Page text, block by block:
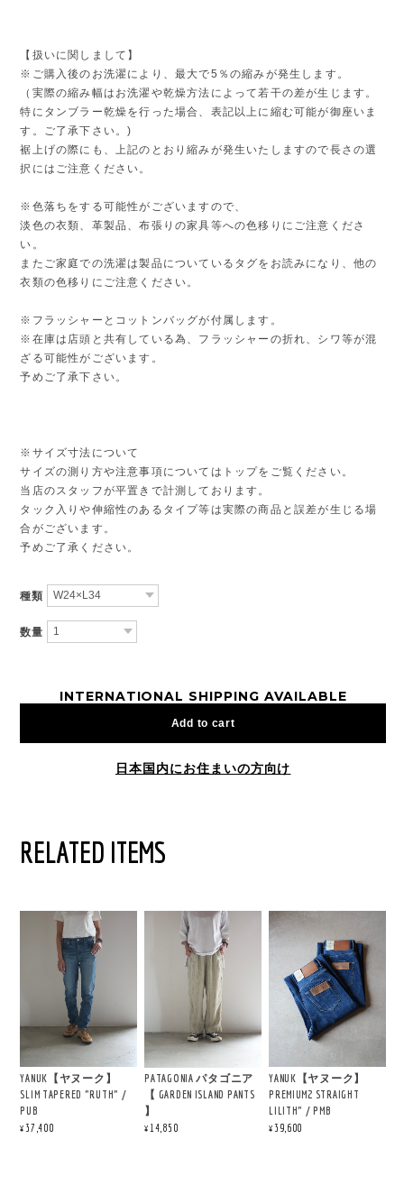
【扱いに関しまして】
※ご購入後のお洗濯により、最大で5％の縮みが発生します。
（実際の縮み幅はお洗濯や乾燥方法によって若干の差が生じます。
特にタンブラー乾燥を行った場合、表記以上に縮む可能が御座いま
す。ご了承下さい。)
裾上げの際にも、上記のとおり縮みが発生いたしますので長さの選
択にはご注意ください。
※色落ちをする可能性がございますので、
淡色の衣類、革製品、布張りの家具等への色移りにご注意くださ
い。
またご家庭での洗濯は製品についているタグをお読みになり、他の
衣類の色移りにご注意ください。
※フラッシャーとコットンバッグが付属します。
※在庫は店頭と共有している為、フラッシャーの折れ、シワ等が混
ざる可能性がございます。
予めご了承下さい。
※サイズ寸法について
サイズの測り方や注意事項についてはトップをご覧ください。
当店のスタッフが平置きで計測しております。
タック入りや伸縮性のあるタイプ等は実際の商品と誤差が生じる場
合がございます。
予めご了承ください。
種類
数量
INTERNATIONAL SHIPPING AVAILABLE
Add to cart
日本国内にお住まいの方向け
RELATED ITEMS
YANUK【ヤヌーク】
SLIM TAPERED "RUTH" /
PUB
¥37,400
PATAGONIA パタゴニア
【 GARDEN ISLAND PANTS
】
¥14,850
YANUK【ヤヌーク】
PREMIUM2 STRAIGHT
LILITH" / PMB
¥39,600